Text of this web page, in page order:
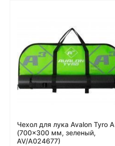
Чехол для лука Avalon Tyro
(700x300 мм, зеленый,
AV/A024677)